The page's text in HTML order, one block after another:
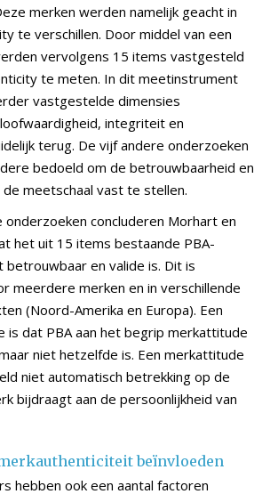
merken werden namelijk geacht in
te verschillen. Door middel van een
vervolgens 15 items vastgesteld
te meten. In dit meetinstrument
vastgestelde dimensies
integriteit en
terug. De vijf andere onderzoeken
bedoeld om de betrouwbaarheid en
meetschaal vast te stellen.
onderzoeken concluderen Morhart en
het uit 15 items bestaande PBA-
en valide is. Dit is
meerdere merken en in verschillende
(Noord-Amerika en Europa). Een
is dat PBA aan het begrip merkattitude
niet hetzelfde is. Een merkattitude
niet automatisch betrekking op de
bijdraagt aan de persoonlijkheid van
beïnvloeden
hebben ook een aantal factoren